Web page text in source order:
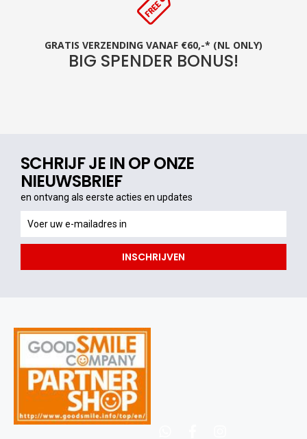
GRATIS VERZENDING VANAF €60,-* (NL ONLY)
BIG SPENDER BONUS!
SCHRIJF JE IN OP ONZE
NIEUWSBRIEF
en ontvang als eerste acties en updates
ontvang
als
acties
INSCHRIJVEN